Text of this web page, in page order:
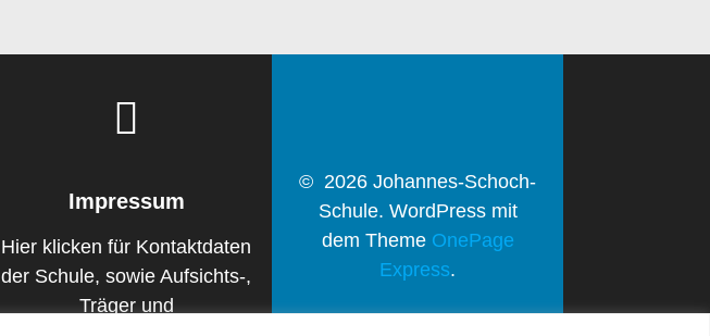
Impressum
Hier klicken für Kontaktdaten
der Schule, sowie Aufsichts-,
Träger und
© 2026 Johannes-Schoch-
Schule. WordPress mit
dem Theme OnePage
Express.